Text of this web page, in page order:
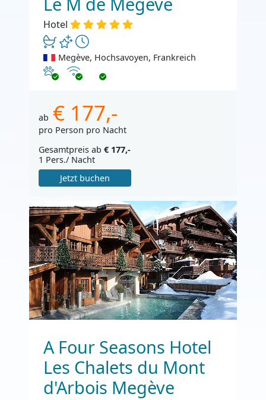
Hotel
Megève, Hochsavoyen, Frankreich
Haustiere erlaubt
Internet
ab € 177,-
pro Person pro Nacht
Gesamtpreis ab € 177,-
1 Pers./ Nacht
Jetzt buchen
A Four Seasons Hotel
Les Chalets du Mont
d'Arbois Megève